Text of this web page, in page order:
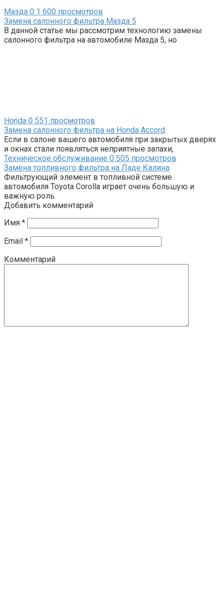
Мазда 0 1 600 просмотров
Замена салонного фильтра Мазда 5
В данной статье мы рассмотрим технологию замены
салонного фильтра на автомобиле Мазда 5, но
Honda 0 551 просмотров
Замена салонного фильтра на Honda Accord
Если в салоне вашего автомобиля при закрытых дверях
и окнах стали появляться неприятные запахи,
Техническое обслуживание 0 505 просмотров
Замена топливного фильтра на Ладе Калина
Фильтрующий элемент в топливной системе
автомобиля Toyota Corolla играет очень большую и
важную роль.
Добавить комментарий
Имя *
Email *
Комментарий